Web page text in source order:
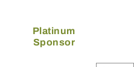
Platinum
Sponsor